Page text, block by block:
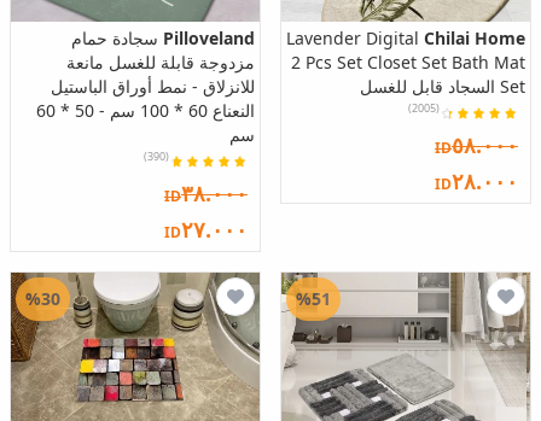
Chilai Home
Lavender Digital
2 Pcs Set Closet Set Bath Mat
Set السجاد قابل للغسل
(2005)
ID٥٨.٠٠٠
ID٢٨.٠٠٠
Pilloveland سجادة حمام
مزدوجة قابلة للغسل مانعة
للانزلاق - نمط أوراق الباستيل
النعناع 60 * 100 سم - 50 * 60
سم
(390)
ID٣٨.٠٠٠
ID٢٧.٠٠٠
%51
%30